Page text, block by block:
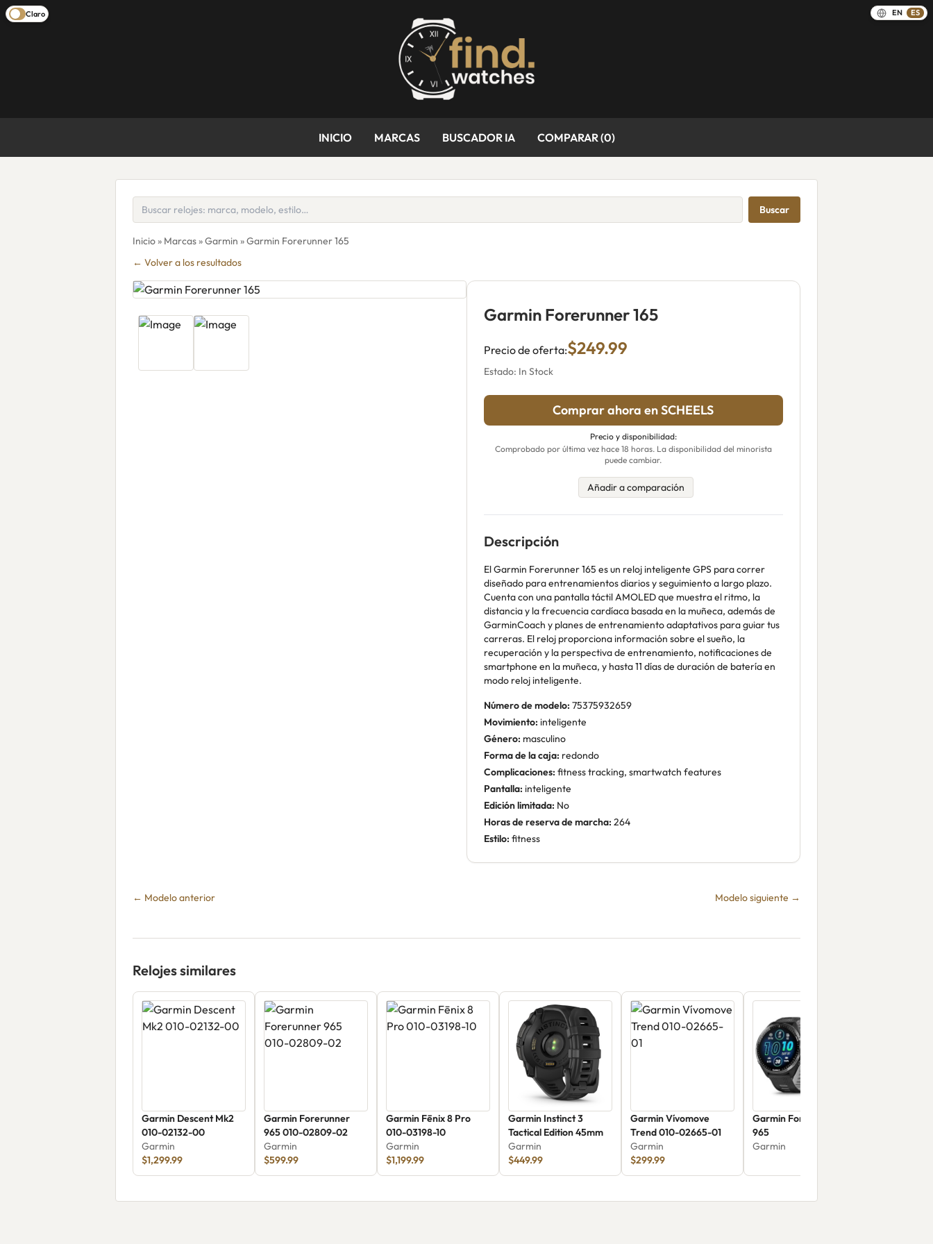
Claro EN ES
INICIO MARCAS BUSCADOR IA COMPARAR (0)
Buscar
Inicio» Marcas»Garmin » Garmin Forerunner 165
← Volver a los resultados
Garmin Forerunner 165
Precio de oferta:$249.99
Estado: In Stock
Comprar ahora en SCHEELS
Precio y disponibilidad:
Comprobado por última vez hace 18 horas. La disponibilidad del minorista
puede cambiar.
Añadir a comparación
Descripción
El Garmin Forerunner 165 es un reloj inteligente GPS para correr
diseñado para entrenamientos diarios y seguimiento a largo plazo.
Cuenta con una pantalla táctil AMOLED que muestra el ritmo, la
distancia y la frecuencia cardíaca basada en la muñeca, además de
GarminCoach y planes de entrenamiento adaptativos para guiar tus
carreras. El reloj proporciona información sobre el sueño, la
recuperación y la perspectiva de entrenamiento, notificaciones de
smartphone en la muñeca, y hasta 11 días de duración de batería en
modo reloj inteligente.
Número de modelo: 75375932659
Movimiento: inteligente
Género: masculino
Forma de la caja: redondo
Complicaciones: fitness tracking, smartwatch features
Pantalla: inteligente
Edición limitada: No
Horas de reserva de marcha: 264
Estilo: fitness
← Modelo anterior Modelo siguiente →
Relojes similares
Garmin Descent Mk2
010-02132-00
Garmin
$1,299.99
Garmin Forerunner
965 010-02809-02
Garmin
$599.99
Garmin Fēnix 8 Pro
010-03198-10
Garmin
$1,199.99
Garmin Instinct 3
Tactical Edition 45mm
Garmin
$449.99
Garmin Vívomove
Trend 010-02665-01
Garmin
$299.99
Garmin Forerunner
965
Garmin